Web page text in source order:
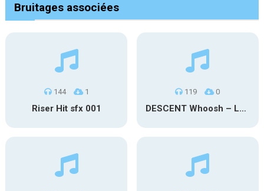
Bruitages associées
144 1
Riser Hit sfx 001
119 0
DESCENT Whoosh – Long